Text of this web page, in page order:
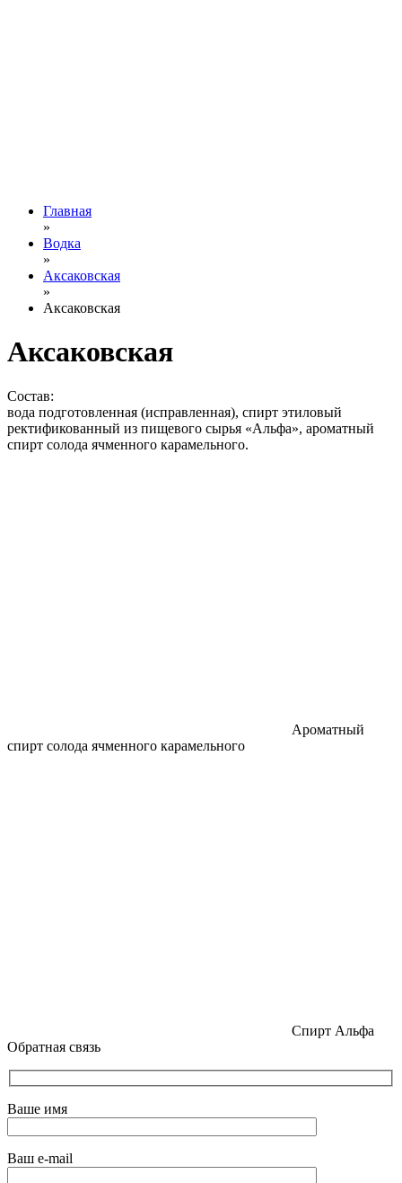
Главная
»
Водка
»
Аксаковская
»
Аксаковская
Аксаковская
Состав:
вода подготовленная (исправленная), спирт этиловый
ректификованный из пищевого сырья «Альфа», ароматный
спирт солода ячменного карамельного.
Ароматный
спирт солода ячменного карамельного
Спирт Альфа
Обратная связь
Ваше имя
Ваш e-mail